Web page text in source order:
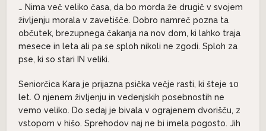
… Nima več veliko časa, da bo morda že drugič v svojem
življenju morala v zavetišče. Dobro namreč pozna ta
občutek, brezupnega čakanja na nov dom, ki lahko traja
mesece in leta ali pa se sploh nikoli ne zgodi. Sploh za
pse, ki so stari IN veliki.
Seniorčica Kara je prijazna psička večje rasti, ki šteje 10
let. O njenem življenju in vedenjskih posebnostih ne
vemo veliko. Do sedaj je bivala v ograjenem dvorišču, z
vstopom v hišo. Sprehodov naj ne bi imela pogosto. Jih